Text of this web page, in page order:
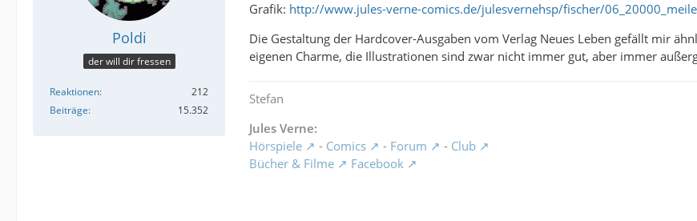
Poldi
der will dir fressen
Reaktionen
212
Beiträge
15.352
Grafik: http://www.jules-verne-comics.de/julesvernehsp/fischer/
Die Gestaltung der Hardcover-Ausgaben vom Verlag Neues Leben gefällt mir
eigenen Charme, die Illustrationen sind zwar nicht immer gut, aber immer
Stefan
Jules Verne:
Hörspiele
- Comics - Forum - Club
Bücher & Filme
Facebook